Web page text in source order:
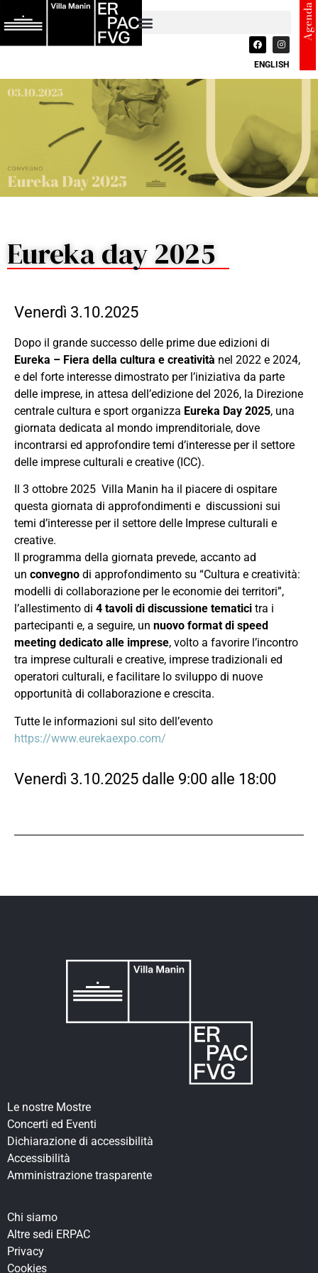
ENGLISH
Agenda
Eureka day 2025
Venerdì 3.10.2025
Dopo il grande successo delle prime due edizioni di
Eureka – Fiera della cultura e creatività nel 2022 e 2024,
e del forte interesse dimostrato per l’iniziativa da parte
delle imprese, in attesa dell’edizione del 2026, la Direzione
centrale cultura e sport organizza Eureka Day 2025, una
giornata dedicata al mondo imprenditoriale, dove
incontrarsi ed approfondire temi d’interesse per il settore
delle imprese culturali e creative (ICC).
Il 3 ottobre 2025 Villa Manin ha il piacere di ospitare
questa giornata di approfondimenti e discussioni sui
temi d’interesse per il settore delle Imprese culturali e
creative.
Il programma della giornata prevede, accanto ad
un convegno di approfondimento su “Cultura e creatività:
modelli di collaborazione per le economie dei territori”,
l’allestimento di 4 tavoli di discussione tematici tra i
partecipanti e, a seguire, un nuovo format di speed
meeting dedicato alle imprese, volto a favorire l’incontro
tra imprese culturali e creative, imprese tradizionali ed
operatori culturali, e facilitare lo sviluppo di nuove
opportunità di collaborazione e crescita.
Tutte le informazioni sul sito dell’evento
https://www.eurekaexpo.com/
Venerdì 3.10.2025 dalle 9:00 alle 18:00
Le nostre Mostre
Concerti ed Eventi
Dichiarazione di accessibilità
Accessibilità
Amministrazione trasparente
Chi siamo
Altre sedi ERPAC
Privacy
Cookies